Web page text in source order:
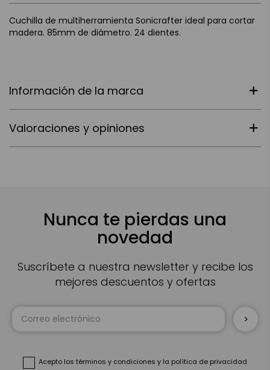
Cuchilla de multiherramienta Sonicrafter ideal para cortar
madera. 85mm de diámetro. 24 dientes.
Información de la marca
Valoraciones y opiniones
Nunca te pierdas una
novedad
Suscríbete a nuestra newsletter y recibe los
mejores descuentos y ofertas
Inscríbase
Acepto los términos y condiciones y la política de privacidad